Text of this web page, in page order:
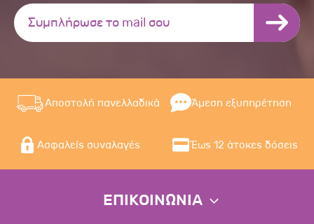
Αποστολή πανελλαδικά Άμεση εξυπηρέτηση
Ασφαλείς συναλαγές Έως 12 άτοκες δόσεις
ΕΠΙΚΟΙΝΩΝΙΑ